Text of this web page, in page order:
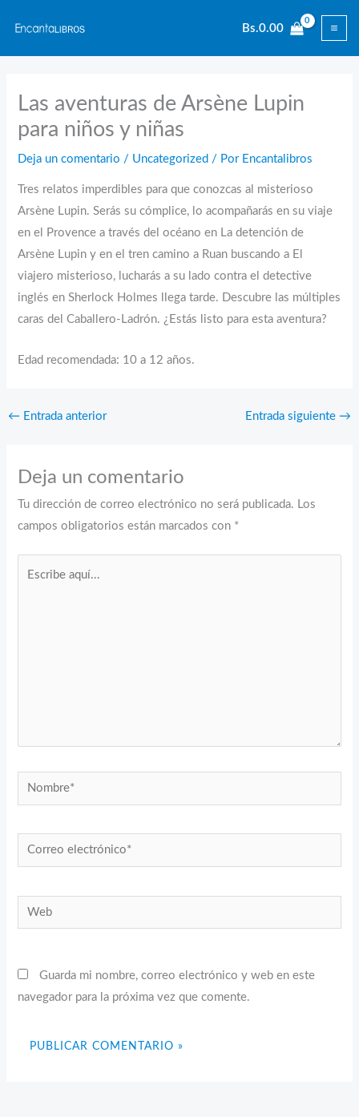
contenido
Bs.0.00
Las aventuras de Arsène Lupin
para niños y niñas
Deja un comentario / Uncategorized / Por Encantalibros
Tres relatos imperdibles para que conozcas al misterioso
Arsène Lupin. Serás su cómplice, lo acompañarás en su viaje
en el Provence a través del océano en La detención de
Arsène Lupin y en el tren camino a Ruan buscando a El
viajero misterioso, lucharás a su lado contra el detective
inglés en Sherlock Holmes llega tarde. Descubre las múltiples
caras del Caballero-Ladrón. ¿Estás listo para esta aventura?
Edad recomendada: 10 a 12 años.
← Entrada anterior Entrada siguiente →
Deja un comentario
Tu dirección de correo electrónico no será publicada. Los
campos obligatorios están marcados con *
Nombre*
Correo
electrónico*
Web
Guarda mi nombre, correo electrónico y web en este
navegador para la próxima vez que comente.